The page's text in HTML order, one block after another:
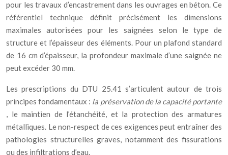
pour les travaux d’encastrement dans les ouvrages en béton. Ce
référentiel technique définit précisément les dimensions
maximales autorisées pour les saignées selon le type de
structure et l’épaisseur des éléments. Pour un plafond standard
de 16 cm d’épaisseur, la profondeur maximale d’une saignée ne
peut excéder 30 mm.
Les prescriptions du DTU 25.41 s’articulent autour de trois
principes fondamentaux : la préservation de la capacité portante
, le maintien de l’étanchéité, et la protection des armatures
métalliques. Le non-respect de ces exigences peut entraîner des
pathologies structurelles graves, notamment des fissurations
ou des infiltrations d’eau.